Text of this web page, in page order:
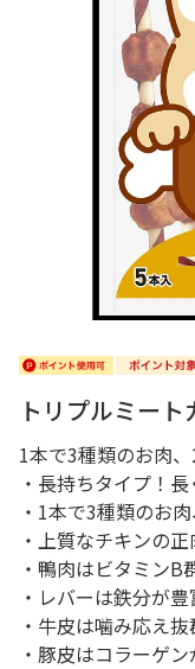
トリプルミート
1本で3種類のお肉
・長持ちタイプ！
・1本で3種類のお
・上質なチキンの
・鴨肉はビタミンB
・レバーは鉄分が豊
・牛皮は噛み応え
・豚皮はコラーゲ